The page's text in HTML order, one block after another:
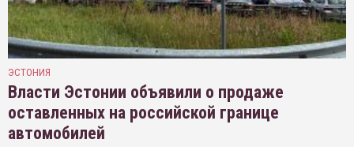
ЭСТОНИЯ
Власти Эстонии объявили о продаже
оставленных на российской границе
автомобилей